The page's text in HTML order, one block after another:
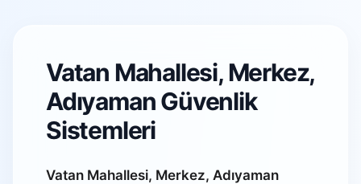
Vatan Mahallesi, Merkez,
Adıyaman Güvenlik
Sistemleri
Vatan Mahallesi, Merkez, Adıyaman